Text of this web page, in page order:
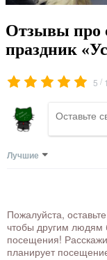
Отзывы про
праздник
5 / 1
Лучшие
Пожалуйста,
чтобы другим
посещения!
планирует